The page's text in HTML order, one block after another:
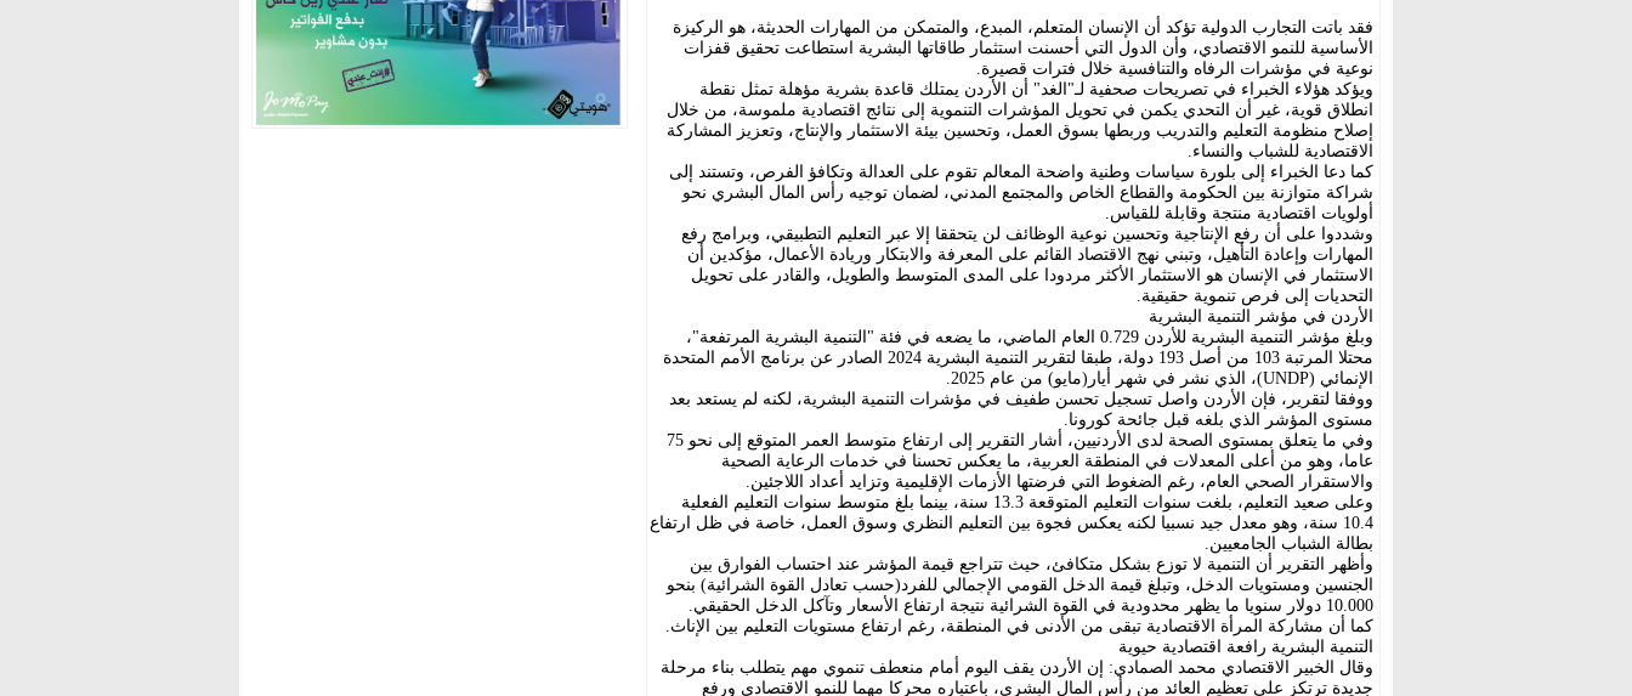
فقد باتت التجارب الدولية تؤكد أن الإنسان المتعلم، المبدع، والمتمكن من المهارات الحديثة، هو الركيزة
الأساسية للنمو الاقتصادي، وأن الدول التي أحسنت استثمار طاقاتها البشرية استطاعت تحقيق قفزات
نوعية في مؤشرات الرفاه والتنافسية خلال فترات قصيرة.
ويؤكد هؤلاء الخبراء في تصريحات صحفية لـ"الغد" أن الأردن يمتلك قاعدة بشرية مؤهلة تمثل نقطة
انطلاق قوية، غير أن التحدي يكمن في تحويل المؤشرات التنموية إلى نتائج اقتصادية ملموسة، من خلال
إصلاح منظومة التعليم والتدريب وربطها بسوق العمل، وتحسين بيئة الاستثمار والإنتاج، وتعزيز المشاركة
الاقتصادية للشباب والنساء.
كما دعا الخبراء إلى بلورة سياسات وطنية واضحة المعالم تقوم على العدالة وتكافؤ الفرص، وتستند إلى
شراكة متوازنة بين الحكومة والقطاع الخاص والمجتمع المدني، لضمان توجيه رأس المال البشري نحو
أولويات اقتصادية منتجة وقابلة للقياس.
وشددوا على أن رفع الإنتاجية وتحسين نوعية الوظائف لن يتحققا إلا عبر التعليم التطبيقي، وبرامج رفع
المهارات وإعادة التأهيل، وتبني نهج الاقتصاد القائم على المعرفة والابتكار وريادة الأعمال، مؤكدين أن
الاستثمار في الإنسان هو الاستثمار الأكثر مردودا على المدى المتوسط والطويل، والقادر على تحويل
التحديات إلى فرص تنموية حقيقية.
الأردن في مؤشر التنمية البشرية
وبلغ مؤشر التنمية البشرية للأردن 0.729 العام الماضي، ما يضعه في فئة "التنمية البشرية المرتفعة"،
محتلا المرتبة 103 من أصل 193 دولة، طبقا لتقرير التنمية البشرية 2024 الصادر عن برنامج الأمم المتحدة
الإنمائي (UNDP)، الذي نشر في شهر أيار(مايو) من عام 2025.
ووفقا لتقرير، فإن الأردن واصل تسجيل تحسن طفيف في مؤشرات التنمية البشرية، لكنه لم يستعد بعد
مستوى المؤشر الذي بلغه قبل جائحة كورونا.
وفي ما يتعلق بمستوى الصحة لدى الأردنيين، أشار التقرير إلى ارتفاع متوسط العمر المتوقع إلى نحو 75
عاما، وهو من أعلى المعدلات في المنطقة العربية، ما يعكس تحسنا في خدمات الرعاية الصحية
والاستقرار الصحي العام، رغم الضغوط التي فرضتها الأزمات الإقليمية وتزايد أعداد اللاجئين.
وعلى صعيد التعليم، بلغت سنوات التعليم المتوقعة 13.3 سنة، بينما بلغ متوسط سنوات التعليم الفعلية
10.4 سنة، وهو معدل جيد نسبيا لكنه يعكس فجوة بين التعليم النظري وسوق العمل، خاصة في ظل ارتفاع
بطالة الشباب الجامعيين.
وأظهر التقرير أن التنمية لا توزع بشكل متكافئ، حيث تتراجع قيمة المؤشر عند احتساب الفوارق بين
الجنسين ومستويات الدخل، وتبلغ قيمة الدخل القومي الإجمالي للفرد(حسب تعادل القوة الشرائية) بنحو
10.000 دولار سنويا ما يظهر محدودية في القوة الشرائية نتيجة ارتفاع الأسعار وتآكل الدخل الحقيقي.
كما أن مشاركة المرأة الاقتصادية تبقى من الأدنى في المنطقة، رغم ارتفاع مستويات التعليم بين الإناث.
التنمية البشرية رافعة اقتصادية حيوية
وقال الخبير الاقتصادي محمد الصمادي: إن الأردن يقف اليوم أمام منعطف تنموي مهم يتطلب بناء مرحلة
جديدة ترتكز على تعظيم العائد من رأس المال البشري، باعتباره محركا مهما للنمو الاقتصادي ورفع